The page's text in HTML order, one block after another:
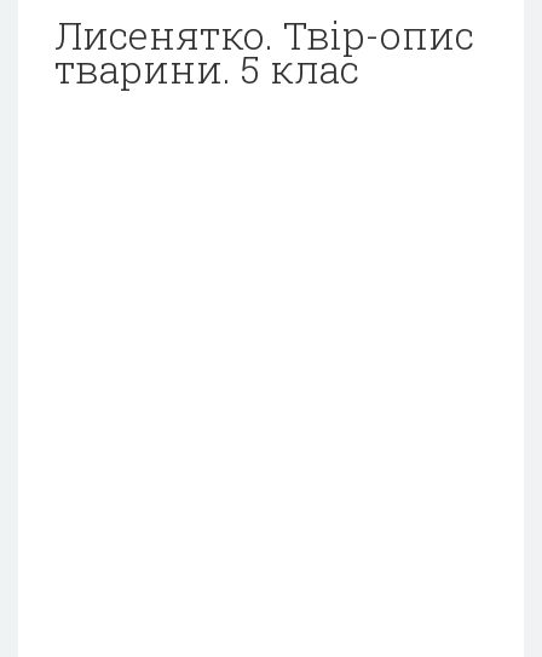
Лисенятко. Твір-опис
тварини. 5 клас